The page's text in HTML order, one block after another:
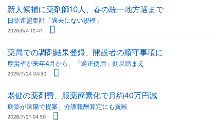
新人候補に薬剤師10人、春の統一地方選まで
日薬連盟集計「過去にない規模」
2026/8/4 12:41
薬局での調剤結果登録、開設者の順守事項に
厚労省が来年4月から、「適正使用」効果踏まえ
2026/7/24 04:50
老健の薬剤費、服薬簡素化で月約40万円減
病薬が遠隔で提案、介護報酬算定にも貢献
2026/7/21 04:50